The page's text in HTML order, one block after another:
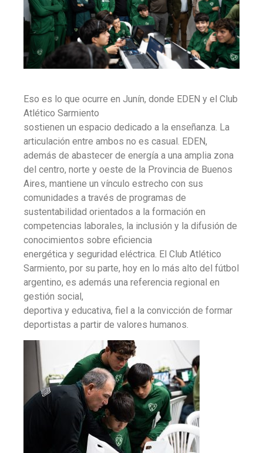
Eso es lo que ocurre en Junín, donde EDEN y el Club
Atlético Sarmiento
sostienen un espacio dedicado a la enseñanza. La
articulación entre ambos no es casual. EDEN,
además de abastecer de energía a una amplia zona
del centro, norte y oeste de la Provincia de Buenos
Aires, mantiene un vínculo estrecho con sus
comunidades a través de programas de
sustentabilidad orientados a la formación en
competencias laborales, la inclusión y la difusión de
conocimientos sobre eficiencia
energética y seguridad eléctrica. El Club Atlético
Sarmiento, por su parte, hoy en lo más alto del fútbol
argentino, es además una referencia regional en
gestión social,
deportiva y educativa, fiel a la convicción de formar
deportistas a partir de valores humanos.